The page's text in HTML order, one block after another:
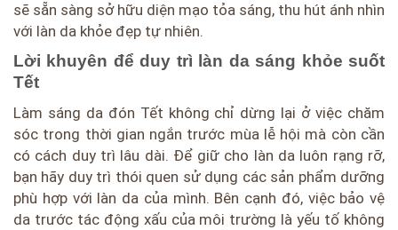
sẽ sẵn sàng sở hữu diện mạo tỏa sáng, thu hút ánh nhìn
với làn da khỏe đẹp tự nhiên.
Lời khuyên để duy trì làn da sáng khỏe suốt
Tết
Làm sáng da đón Tết không chỉ dừng lại ở việc chăm
sóc trong thời gian ngắn trước mùa lễ hội mà còn cần
có cách duy trì lâu dài. Để giữ cho làn da luôn rạng rỡ,
bạn hãy duy trì thói quen sử dụng các sản phẩm dưỡng
phù hợp với làn da của mình. Bên cạnh đó, việc bảo vệ
da trước tác động xấu của môi trường là yếu tố không